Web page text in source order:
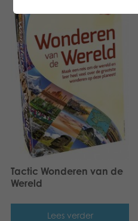
Tactic Wonderen van de
Wereld
Lees verder